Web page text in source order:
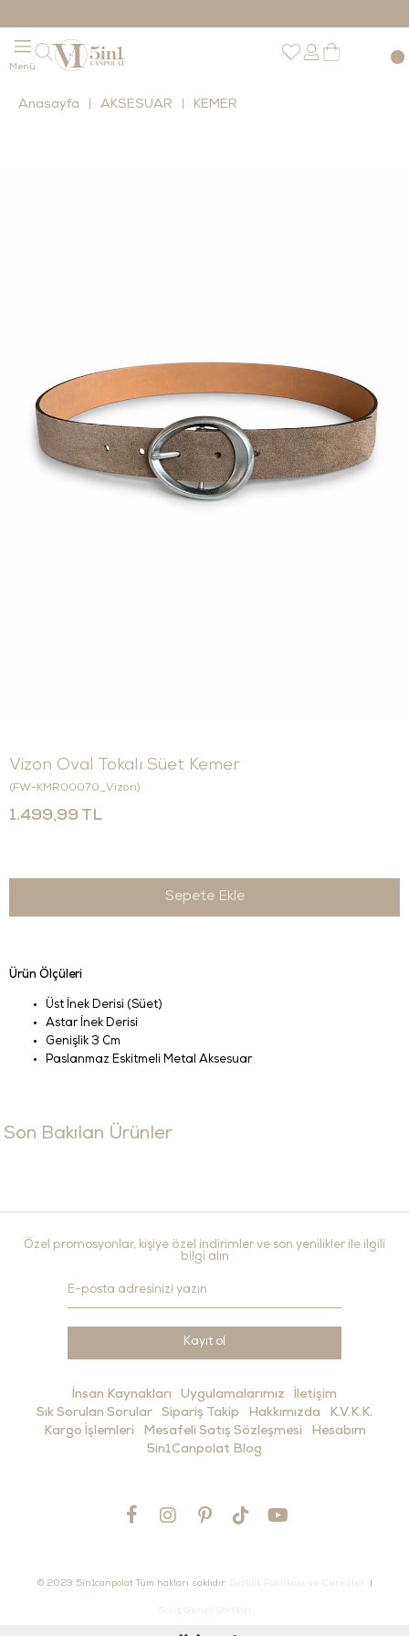
Anasayfa AKSESUAR KEMER
Vizon Oval Tokalı Süet Kemer
(FW-KMR00070_Vizon)
1.499,99 TL
Ürün Ölçüleri
Üst İnek Derisi (Süet)
Astar İnek Derisi
Genişlik 3 Cm
Paslanmaz Eskitmeli Metal Aksesuar
Son Bakılan Ürünler
Özel promosyonlar, kişiye özel indirimler ve son yenilikler ile ilgili
bilgi alın
Kayıt ol
İnsan Kaynakları Uygulamalarımız
İletişim
Sık Sorulan Sorular
Sipariş Takip Hakkımızda
K.V.K.K.
Kargo İşlemleri
Mesafeli Satış Sözleşmesi
Hesabım
5in1Canpolat Blog
© 2023 5in1canpolat Tüm hakları saklıdır Gizlilik Politikası ve Çerezler
Satış Genel Şartları